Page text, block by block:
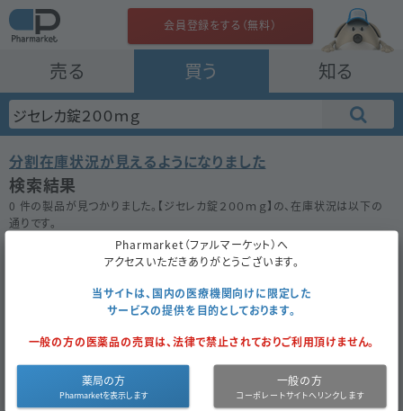
売る 買う 知る
会員登録をする（無料）
分割在庫状況が見えるようになりました
検索結果
0 件の製品が見つかりました。【ジセレカ錠２００ｍｇ】の、在庫状況は以下の
通りです。
在庫がない場合は★ボタンを押してお気に入り登録をしておきましょう。
200件
ジセレカ錠２００ｍｇ
お気に入り
服
医薬品
種別
発
フィルゴチニブ
マレイン酸塩
で探す
Pharmarket（ファルマーケット）へ
アクセスいただきありがとうございます。
当サイトは、国内の医療機関向けに限定した
サービスの提供を目的としております。
一般の方の医薬品の売買は、法律で禁止されておりご利用頂けません。
薬局の方 一般の方